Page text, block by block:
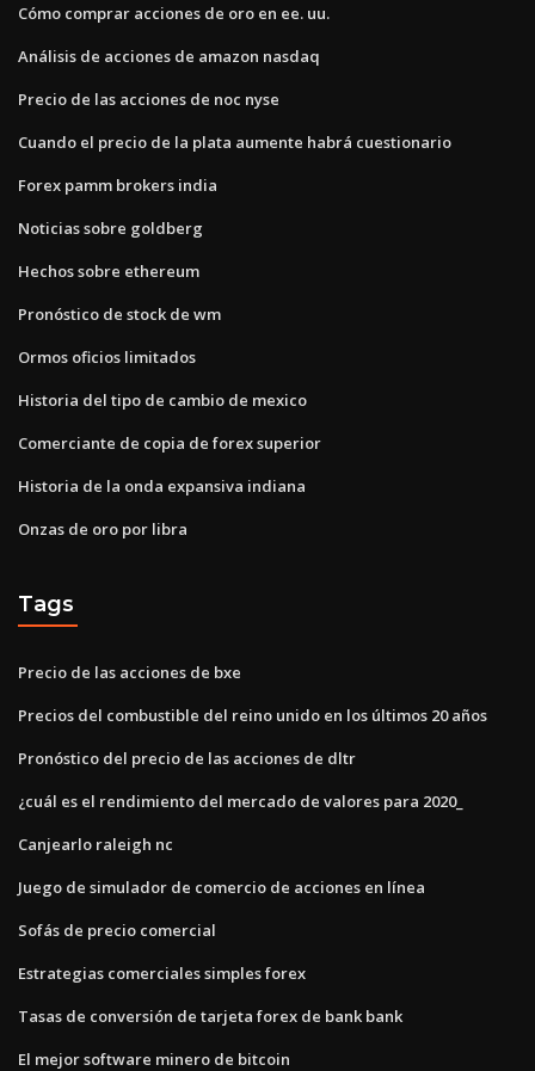
Cómo comprar acciones de oro en ee. uu.
Análisis de acciones de amazon nasdaq
Precio de las acciones de noc nyse
Cuando el precio de la plata aumente habrá cuestionario
Forex pamm brokers india
Noticias sobre goldberg
Hechos sobre ethereum
Pronóstico de stock de wm
Ormos oficios limitados
Historia del tipo de cambio de mexico
Comerciante de copia de forex superior
Historia de la onda expansiva indiana
Onzas de oro por libra
Tags
Precio de las acciones de bxe
Precios del combustible del reino unido en los últimos 20 años
Pronóstico del precio de las acciones de dltr
¿cuál es el rendimiento del mercado de valores para 2020_
Canjearlo raleigh nc
Juego de simulador de comercio de acciones en línea
Sofás de precio comercial
Estrategias comerciales simples forex
Tasas de conversión de tarjeta forex de bank bank
El mejor software minero de bitcoin